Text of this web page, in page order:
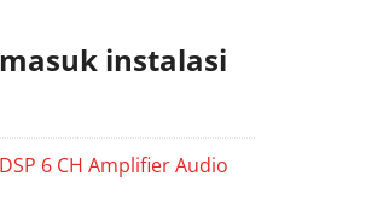
instalasi
DSP 6 CH Amplifier Audio